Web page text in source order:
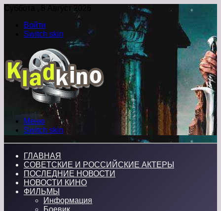
Суббота , 8 Август 2026
Войти
Switch skin
Меню
Switch skin
ГЛАВНАЯ
СОВЕТСКИЕ И РОССИЙСКИЕ АКТЕРЫ
ПОСЛЕДНИЕ НОВОСТИ
НОВОСТИ КИНО
ФИЛЬМЫ
Информация
Боевик